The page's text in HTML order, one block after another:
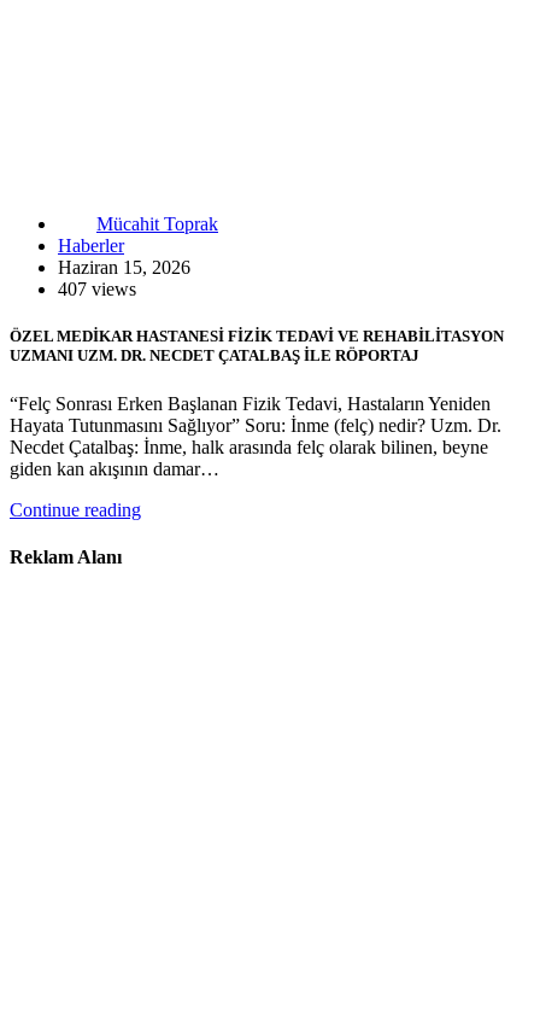
Mücahit Toprak
Haberler
Haziran 15, 2026
407 views
ÖZEL MEDİKAR HASTANESİ FİZİK TEDAVİ VE REHABİLİTASYON
UZMANI UZM. DR. NECDET ÇATALBAŞ İLE RÖPORTAJ
“Felç Sonrası Erken Başlanan Fizik Tedavi, Hastaların Yeniden
Hayata Tutunmasını Sağlıyor” Soru: İnme (felç) nedir? Uzm. Dr.
Necdet Çatalbaş: İnme, halk arasında felç olarak bilinen, beyne
giden kan akışının damar…
Continue reading
Reklam Alanı